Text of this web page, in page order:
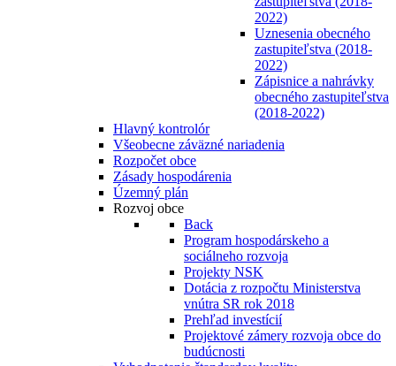
2022)
Uznesenia obecného
zastupiteľstva (2018-
2022)
Zápisnice a nahrávky
obecného zastupiteľstva
(2018-2022)
Hlavný kontrolór
Všeobecne záväzné nariadenia
Rozpočet obce
Zásady hospodárenia
Územný plán
Rozvoj obce
Back
Program hospodárskeho a
sociálneho rozvoja
Projekty NSK
Dotácia z rozpočtu Ministerstva
vnútra SR rok 2018
Prehľad investícií
Projektové zámery rozvoja obce do
budúcnosti